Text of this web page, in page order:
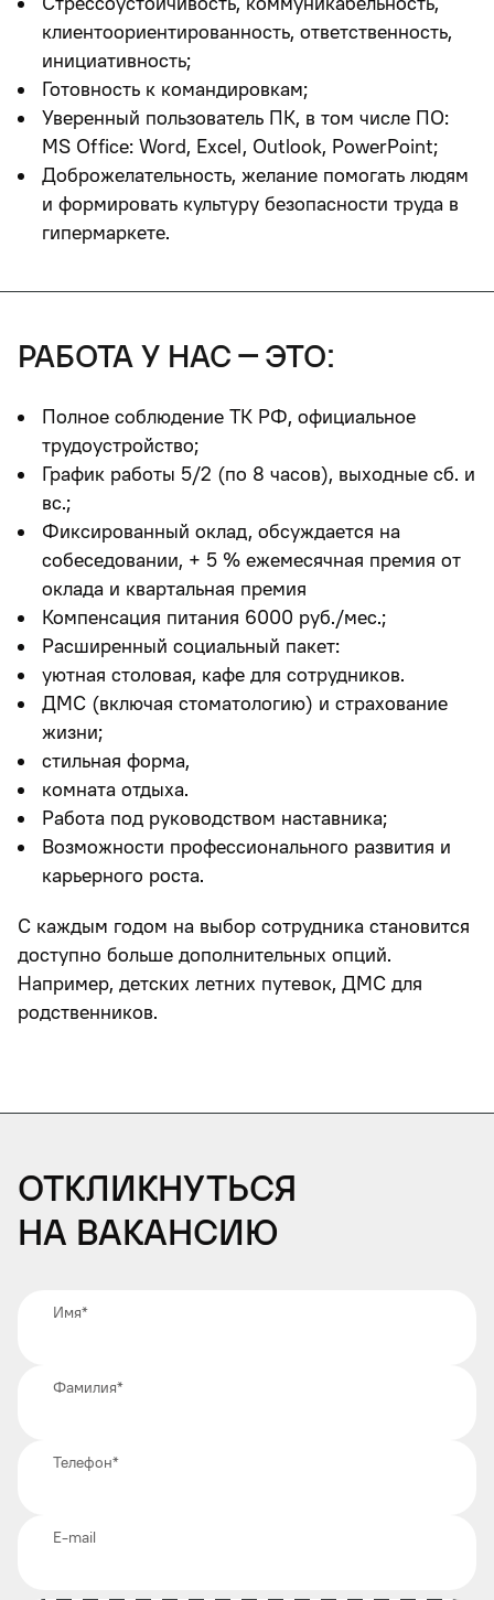
клиентоориентированность, ответственность,
инициативность;
Готовность к командировкам;
Уверенный пользователь ПК, в том числе ПО:
MS Office: Word, Excel, Outlook, PowerPoint;
Доброжелательность, желание помогать людям
и формировать культуру безопасности труда в
гипермаркете.
работа у нас – это:
Полное соблюдение ТК РФ, официальное
трудоустройство;
График работы 5/2 (по 8 часов), выходные сб. и
вс.;
Фиксированный оклад, обсуждается на
собеседовании, + 5 % ежемесячная премия от
оклада и квартальная премия
Компенсация питания 6000 руб./мес.;
Расширенный социальный пакет:
уютная столовая, кафе для сотрудников.
ДМС (включая стоматологию) и страхование
жизни;
стильная форма,
комната отдыха.
Работа под руководством наставника;
Возможности профессионального развития и
карьерного роста.
С каждым годом на выбор сотрудника становится
доступно больше дополнительных опций.
Например, детских летних путевок, ДМС для
родственников.
Откликнуться
на вакансию
Имя*
Фамилия*
Телефон*
E-mail